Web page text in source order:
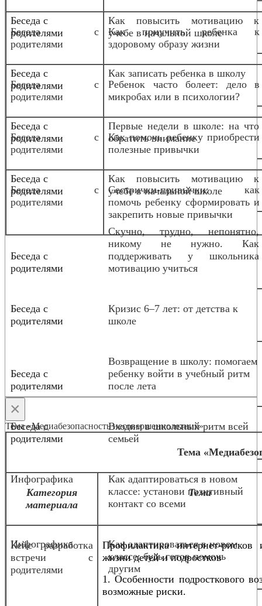
Беседа с
родителями
Как повысить мотивацию к
учебе в начальной школе
Беседа с
родителями
Как записать ребенка в школу
Беседа с
родителями
Первые недели в школе: на что
обратить внимание
Беседа с
родителями
Как повысить мотивацию к
учебе в начальной школе
Беседа с
родителями
Скучно, трудно, непонятно,
никому не нужно. Как
поддерживать у школьника
мотивацию учиться
Беседа с
родителями
Кризис 6–7 лет: от детства к
школе
Беседа с
родителями
Возвращение в школу: помогаем
ребенку войти в учебный ритм
после лета
Беседа с
родителями
Входим в школьный ритм всей
семьей
Инфографика
Как адаптироваться в новом
классе: установи позитивный
контакт со всеми
Инфографика
Как адаптироваться в новом
классе: будь готов помочь
другим
Беседа с
родителями
Как приучить ребенка к
здоровому образу жизни
Беседа с
родителями
Ребенок часто болеет: дело в
микробах или в психологии?
Беседа с
родителями
Как помочь ребенку приобрести
полезные привычки
Беседа с
родителями
Сестрички-привычки: как
помочь ребенку сформировать и
закрепить новые привычки
×
Тема «Медиабезопасность несовершеннолетних»
Тема
Категория
материала
Тема
Кейс разработка
встречи с
родителями
Профилактика интернет-рисков
жизни детей и подростков
1. Особенности подросткового
возможные риски.